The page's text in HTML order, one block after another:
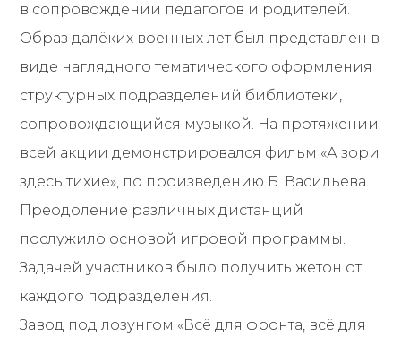
в сопровождении педагогов и родителей.
Образ далёких военных лет был представлен в
виде наглядного тематического оформления
структурных подразделений библиотеки,
сопровождающийся музыкой. На протяжении
всей акции демонстрировался фильм «А зори
здесь тихие», по произведению Б. Васильева.
Преодоление различных дистанций
послужило основой игровой программы.
Задачей участников было получить жетон от
каждого подразделения.
Завод под лозунгом «Всё для фронта, всё для